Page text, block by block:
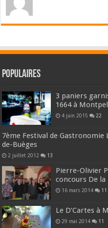
Populaires
3 paniers
1664 à
4 juin 2015 22
7ème Festival de Gastronomie
de-Buèges
2 juillet 2012 13
Pierre-Olivier
concours De la
16 mars 2014 11
Le D’Cartes à
29 mai 2014 11